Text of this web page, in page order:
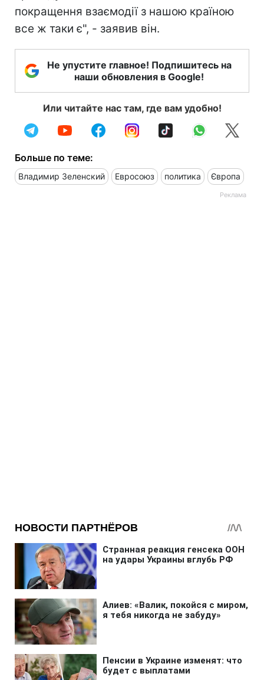
покращення взаємодії з нашою країною
все ж таки є", - заявив він.
Не упустите главное! Подпишитесь на
наши обновления в Google!
Или читайте нас там, где вам удобно!
Больше по теме:
Владимир Зеленский Евросоюз политика Європа